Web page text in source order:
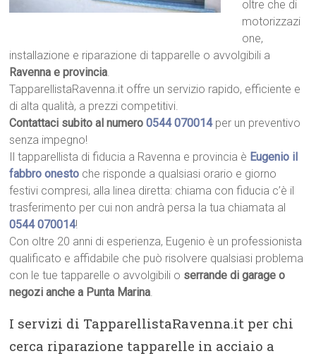
oltre che di
motorizzazi
one,
installazione e riparazione di tapparelle o avvolgibili a
Ravenna e provincia.
TapparellistaRavenna.it offre un servizio rapido, efficiente e
di alta qualità, a prezzi competitivi.
Contattaci subito al numero0544 070014per un preventivo
senza impegno!
Il tapparellista di fiducia a Ravenna e provincia è Eugenio il
fabbro onesto che risponde a qualsiasi orario e giorno
festivi compresi, alla linea diretta: chiama con fiducia c’è il
trasferimento per cui non andrà persa la tua chiamata al
0544 070014!
Con oltre 20 anni di esperienza, Eugenio è un professionista
qualificato e affidabile che può risolvere qualsiasi problema
con le tue tapparelle o avvolgibili o serrande di garage o
negozi anche a Punta Marina.
I servizi di TapparellistaRavenna.it per chi
cerca riparazione tapparelle in acciaio a